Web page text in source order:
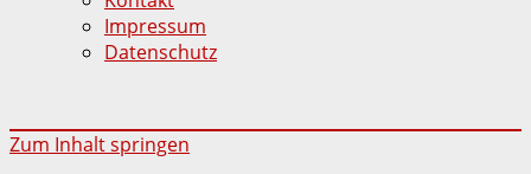
Impressum
Datenschutz
Zum Inhalt springen